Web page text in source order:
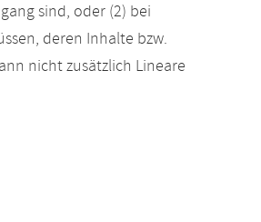
sind, oder (2) bei
deren Inhalte bzw.
nicht zusätzlich Lineare